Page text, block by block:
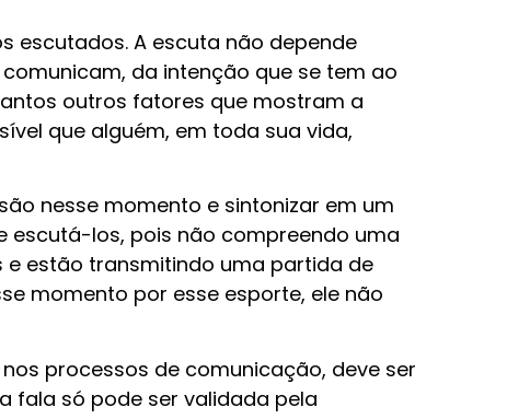
escutados. A escuta não depende
da intenção que se tem ao
outros fatores que mostram a
que alguém, em toda sua vida,
nesse momento e sintonizar em um
escutá-los, pois não compreendo uma
e estão transmitindo uma partida de
momento por esse esporte, ele não
processos de comunicação, deve ser
fala só pode ser validada pela